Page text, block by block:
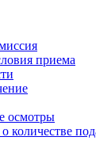
приема
осмотры
количестве